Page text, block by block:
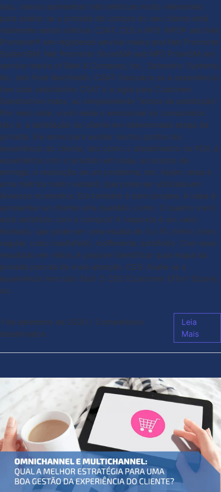
isso, vamos apresentar três métricas muito relevantes
para avaliar se a jornada de compra do seu cliente está
realmente sendo efetiva: CSAT, CES e NPS (NPS® and Net
Promoter® are registered service marks and Net Promoter
SystemSM, Net Promoter ScoreSM and NPS PrismSM are
service marks of Bain & Company, Inc., Satmetrix Systems,
Inc. and Fred Reichheld). CSAT: Descubra se a experiência
tem sido satisfatória CSAT é a sigla para Customer
Satisfaction Index, ou simplesmente “índice de satisfação”.
Por meio dele, você mede o emocional do consumidor,
isto é, a satisfação do cliente em determinada etapa da
jornada. Ele serve para avaliar muitos pontos da
experiência do cliente, tais como o atendimento no PDV, a
experiência com o produto em casa, os prazos de
entrega, a resolução de um problema, etc. Assim, essa é
uma métrica muito versátil, que pode ser utilizada em
diversos momentos. Ela também é bem simples. A ideia é
apresentar ao cliente uma questão, como: O quanto você
está satisfeito com a compra? A resposta é um valor
fechado, que pode ser: uma escala de 0 a 10; ótimo, bom,
regular, ruim; insatisfeito, indiferente, satisfeito. Com esse
resultado em mãos, é possível identificar qual etapa da
jornada precisa de mais atenção. CES: Avalie se a
experiência tem sido fácil O CES (Customer Effort Score),
ou
1 de setembro de 2020 / Comentários
desativados
Leia
Mais